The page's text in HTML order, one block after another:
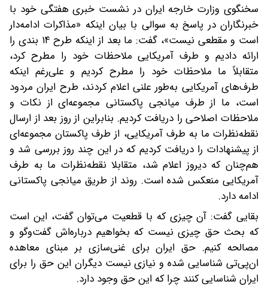
سخنگوی وزارت خارجه ایران در نشست خبری هفتگی خود با
خبرنگاران در پاسخ به سوالی با بیان اینکه «مذاکرات ادامه‌دار
است و مقطعی نیست»، گفت: ما بعد از اینکه طرح ۱۴ بندی را
ارائه دادیم و طرف آمریکایی ملاحظات خود را مطرح کرد،
متقابلاً ما ملاحظات خود را مطرح کردیم و علی‌رغم اینکه
طرف‌های آمریکایی به‌طور علنی اعلام کردند، طرح ایران مردود
است، ما از طرف میانجی پاکستانی مجموعه‌ای از نکات و
ملاحظات اصلاحی را دریافت کردیم. بنابراین از روز بعد از ارسال
نقطه‌نظرات ما به طرف آمریکایی، از طرف پاکستان مجموعه‌ای
از پیشنهادات را دریافت کردیم که در این چند روز بررسی شد و
هم‌چنان که دیروز اعلام شد، متقابلا نقطه‌نظرات ما به طرف
آمریکایی منعکس شده است. روند از طریق میانجی پاکستانی
ادامه دارد.
بقایی گفت: آن چیزی که با قطعیت می‌توان گفت، این است
که بحث حق چیزی نیست که بخواهیم درباره‌اش گفت‌وگو و
مصالحه کنیم. حق ایران برای غنی‌سازی بر مبنای معاهده
ان‌پی‌تی شناسایی شده و نیازی نیست دیگران این حق را برای
ایران شناسایی کنند چرا که این حق وجود دارد.